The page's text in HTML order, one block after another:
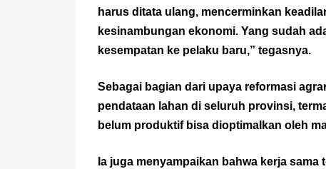
harus ditata ulang, mencerminkan
kesinambungan ekonomi. Yang sudah
kesempatan ke pelaku baru,” tegasnya.
Sebagai bagian dari upaya reformasi
pendataan lahan di seluruh provinsi,
belum produktif bisa dioptimalkan oleh
Ia juga menyampaikan bahwa kerja